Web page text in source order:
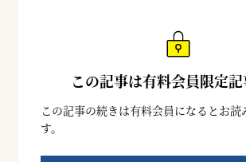
この記事は有料会員限定
この記事の続きは有料会員になるとお読
す。